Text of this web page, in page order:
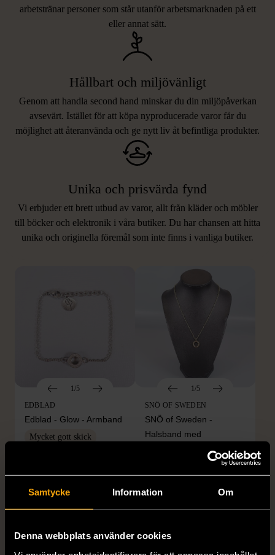
Samtycke Information Om
Denna webbplats använder cookies
arbetstränar personer som står utanför arbetsmarknaden på ett
eller annat sätt.
Hållbart och miljövänligt
Genom att handla second hand minskar du din miljöpåverkan
avsevärt. Istället för att köpa nyproducerade varor får du
möjlighet att återanvända och ge nytt liv åt befintliga produkter.
Unika och prisvärda fynd
Vi erbjuder ett brett utbud av varor, allt från kläder och möbler
till böcker och elektronik i våra butiker. Du har chansen att hitta
unika och originella föremål som inte finns i vanliga butiker.
LIKNANDE PRODUKTER
Hitta produkter som påminner om denna
1/5
EDBLAD
Edblad - Glow - Armband
Mycket gott skick
1/5
SNÖ OF SWEDEN
SNÖ of Sweden -
Halsband med
169 kr